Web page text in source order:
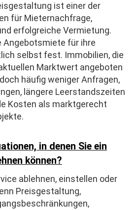
ist einer der
für Mieternachfrage,
erfolgreiche Vermietung.
Angebotsmiete für ihre
selbst fest. Immobilien, die
Marktwert angeboten
häufig weniger Anfragen,
längere Leerstandszeiten
Kosten als marktgerecht
in denen Sie ein
können?
ablehnen, einstellen oder
Preisgestaltung,